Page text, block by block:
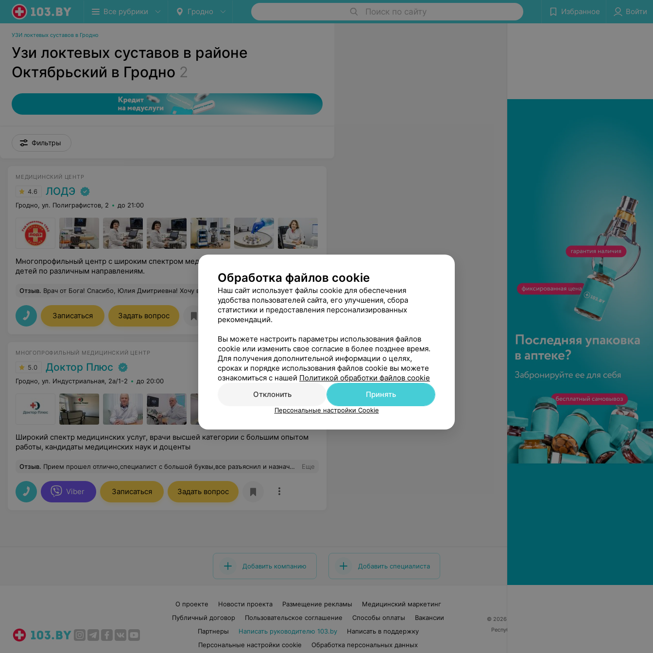
Все рубрики Гродно Поиск по сайту Избранное Войти
УЗИ локтевых суставов в Гродно
Узи локтевых суставов в районе
Октябрьский в Гродно 2
Фильтры
МЕДИЦИНСКИЙ ЦЕНТР
4.6 ЛОДЭ
Гродно, ул. Полиграфистов, 2 до 21:00
Многопрофильный центр с широким спектром медицинских услуг для взрослых и
детей по различным направлениям.
Отзыв. Врач от Бога! Спасибо, Юлия Дмитриевна! Хочу выразить безмерную благодарность и восхищение ЛОР-врачу Юлии Дмитриевне! Это не просто врач, а настоящий профессионал своего дела с золотыми руками и огромным сердцем. С первого приёма поражает её невероятная чуткость и внимание к каждому пациенту. Она никогда не смотрит на часы, не торопится, а действительно ВСЛУШИВАЕТСЯ, задаёт уточняющие вопросы, чтобы докопаться до самой сути проблемы. Юлия Дмитриевна обладает редким даром — она не только лечит болезнь, но и успокаивает, вселяет уверенность и надежду. От неё веет такой душевной теплотой и искренним желанием помочь, что даже самый сложный диагноз перестаёт казаться приговором. Её профессионализм — выше всяких похвал! Все манипуляции, даже самые неприятные, она проводит с невероятной аккуратностью, мастерством и заботой, постоянно интересуясь: «Вам не больно?». Каждое назначение и рекомендация объясняются доступно и подробно, без заумных терминов. Очень благодарен! Спасибо! Еще
Записаться Задать вопрос Отзывы9241
МНОГОПРОФИЛЬНЫЙ МЕДИЦИНСКИЙ ЦЕНТР
5.0 Доктор Плюс
Гродно, ул. Индустриальная, 2а/1-2 до 20:00
Широкий спектр медицинских услуг, врачи высшей категории с большим опытом
работы, кандидаты медицинских наук и доценты
Отзыв. Прием прошел отлично,специалист с большой буквы,все разъяснил и назначил эффективное лечение. Еще
Viber Записаться Задать вопрос
Добавить компанию Добавить специалиста
О проекте Новости проекта Размещение рекламы
Медицинский маркетинг
Публичный договор
Пользовательское соглашение Способы оплаты
Вакансии
Партнеры
Написать руководителю 103.by
Написать в поддержку
Персональные настройки cookie
Обработка персональных данных
© 2026 ООО «Артокс Лаб», УНП 191700409
Республика Беларусь, г. Минск, улица Толбухина, 2,
Обработка файлов cookie
Наш сайт использует файлы cookie для обеспечения
удобства пользователей сайта, его улучшения, сбора
статистики и предоставления персонализированных
рекомендаций.
Вы можете настроить параметры использования файлов
cookie или изменить свое согласие в более позднее время.
Для получения дополнительной информации о целях,
сроках и порядке использования файлов cookie вы можете
ознакомиться с нашей Политикой обработки файлов cookie
Отклонить
Принять
Персональные настройки Cookie